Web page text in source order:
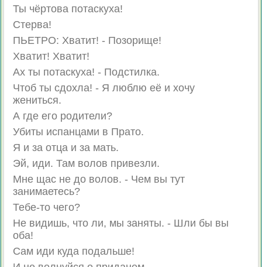
Ты чёртова потаскуха!
Стерва!
ПЬЕТРО: Хватит! - Позорище!
Хватит! Хватит!
Ах ты потаскуха! - Подстилка.
Чтоб ты сдохла! - Я люблю её и хочу
жениться.
А где его родители?
Убиты испанцами в Прато.
Я и за отца и за мать.
Эй, иди. Там волов привезли.
Мне щас не до волов. - Чем вы тут
занимаетесь?
Тебе-то чего?
Не видишь, что ли, мы заняты. - Шли бы вы
оба!
Сам иди куда подальше!